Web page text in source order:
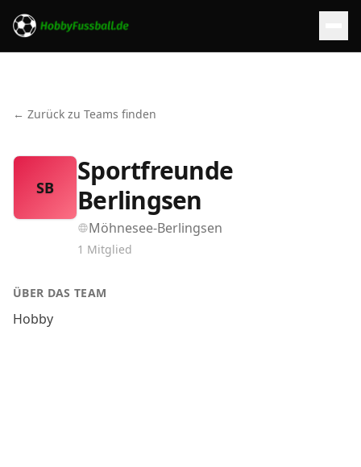
← Zurück zu Teams finden
SB
Sportfreunde
Berlingsen
Möhnesee-Berlingsen
1 Mitglied
ÜBER DAS TEAM
Hobby